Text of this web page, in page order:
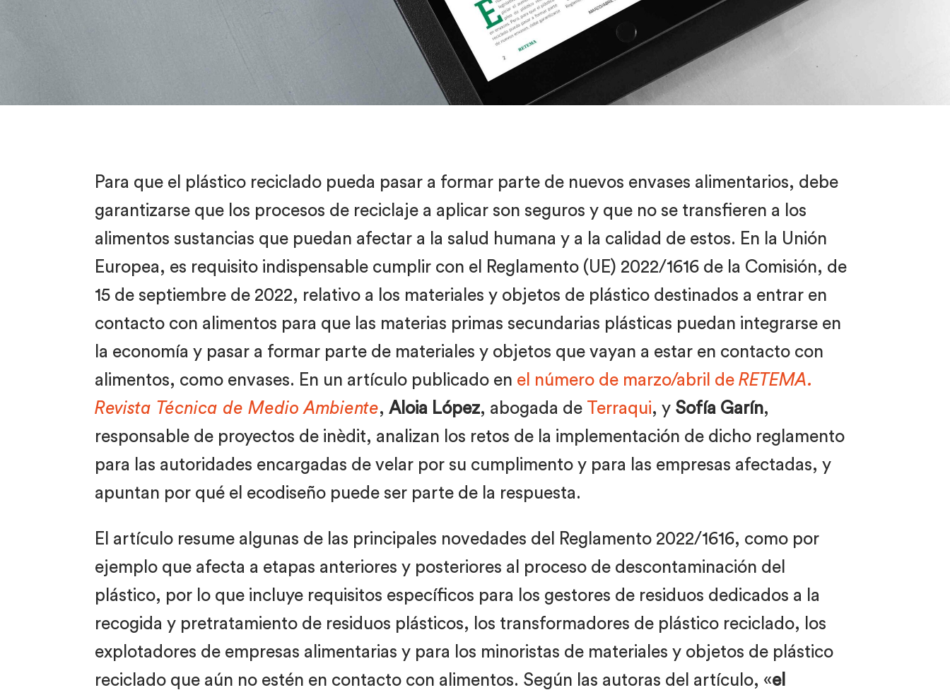
Para que el plástico reciclado pueda pasar a formar parte de nuevos envases alimentarios, debe
garantizarse que los procesos de reciclaje a aplicar son seguros y que no se transfieren a los
alimentos sustancias que puedan afectar a la salud humana y a la calidad de estos. En la Unión
Europea, es requisito indispensable cumplir con el Reglamento (UE) 2022/1616 de la Comisión, de
15 de septiembre de 2022, relativo a los materiales y objetos de plástico destinados a entrar en
contacto con alimentos para que las materias primas secundarias plásticas puedan integrarse en
la economía y pasar a formar parte de materiales y objetos que vayan a estar en contacto con
alimentos, como envases. En un artículo publicado en el número de marzo/abril deRETEMA.
Revista Técnica de Medio Ambiente,Aloia López, abogada de Terraqui, y Sofía Garín,
responsable de proyectos de inèdit, analizan los retos de la implementación de dicho reglamento
para las autoridades encargadas de velar por su cumplimento y para las empresas afectadas, y
apuntan por qué el ecodiseño puede ser parte de la respuesta.
El artículo resume algunas de las principales novedades del Reglamento 2022/1616, como por
ejemplo que afecta a etapas anteriores y posteriores al proceso de descontaminación del
plástico, por lo que incluye requisitos específicos para los gestores de residuos dedicados a la
recogida y pretratamiento de residuos plásticos, los transformadores de plástico reciclado, los
explotadores de empresas alimentarias y para los minoristas de materiales y objetos de plástico
reciclado que aún no estén en contacto con alimentos. Según las autoras del artículo, «el